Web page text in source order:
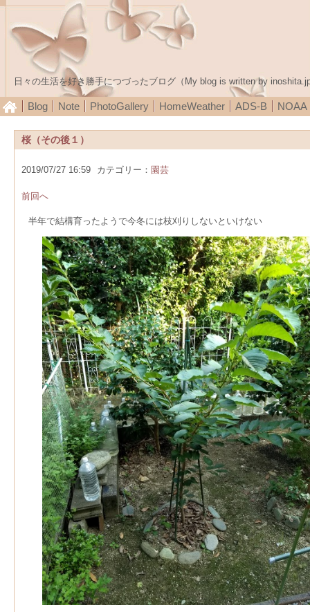
日々の生活を好き勝手につづったブログ（My blog is written by
Blog Note PhotoGallery HomeWeather ADS-B NOAA
桜（その後１）
2019/07/27 16:59 カテゴリー： 園芸
前回へ
半年で結構育ったようで今冬には枝刈りしないといけない